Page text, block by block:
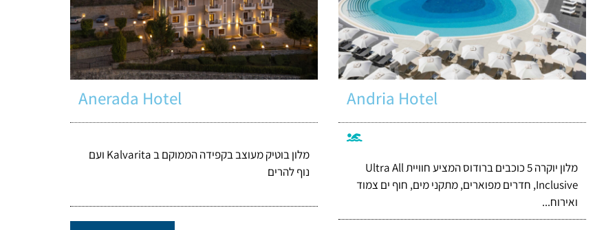
Andria Hotel
מלון יוקרה 5 כוכבים ברודוס המציע חוויית Ultra All
Inclusive, חדרים מפוארים, מתקני מים, חוף ים צמוד
ואירוח...
Anerada Hotel
מלון בוטיק מעוצב בקפידה הממוקם ב Kalvarita ועם
נוף להרים